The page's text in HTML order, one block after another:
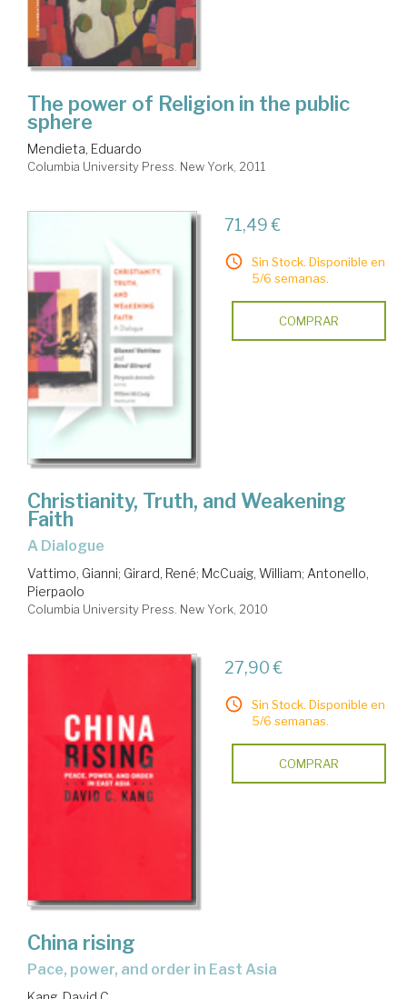
The power of Religion in the public
sphere
Mendieta, Eduardo
Columbia University Press. New York, 2011
71,49 €
Sin Stock. Disponible en
5/6 semanas.
COMPRAR
Christianity, Truth, and Weakening
Faith
a Dialogue
Vattimo, Gianni; Girard, René; McCuaig, William; Antonello,
Pierpaolo
Columbia University Press. New York, 2010
27,90 €
Sin Stock. Disponible en
5/6 semanas.
COMPRAR
China rising
pace, power, and order in East Asia